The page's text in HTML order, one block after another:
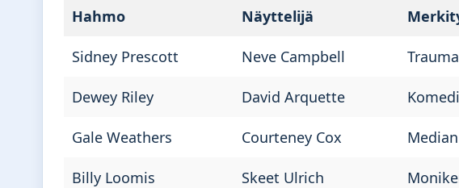
Hahmo
Näyttelijä
Sidney Prescott Neve Campbell
Dewey Riley David Arquette
Gale Weathers Courteney Cox
Billy Loomis Skeet Ulrich